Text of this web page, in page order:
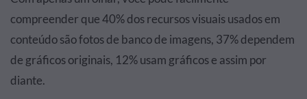
compreender que 40% dos recursos visuais usados em
conteúdo são fotos de banco de imagens, 37% dependem
de gráficos originais, 12% usam gráficos e assim por
diante.